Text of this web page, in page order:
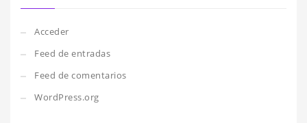
Acceder
Feed de entradas
Feed de comentarios
WordPress.org